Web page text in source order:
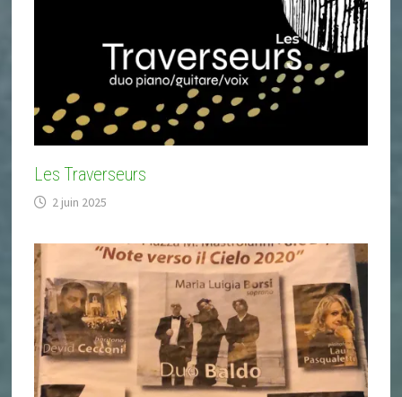
Les Traverseurs
2 juin 2025